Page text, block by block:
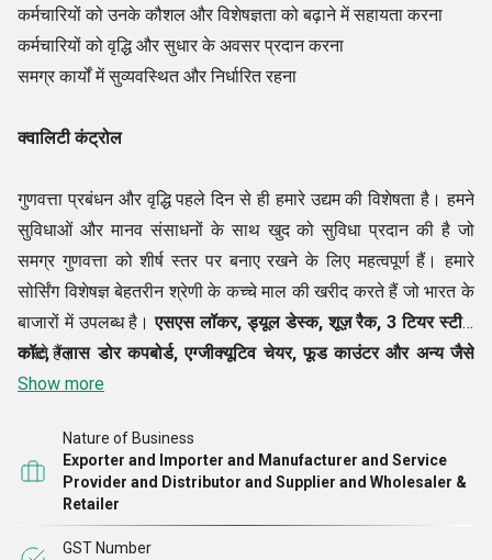
कर्मचारियों को उनके कौशल और विशेषज्ञता को बढ़ाने में सहायता करना
कर्मचारियों को वृद्धि और सुधार के अवसर प्रदान करना
समग्र कार्यों में सुव्यवस्थित और निर्धारित रहना
क्वालिटी कंट्रोल
गुणवत्ता प्रबंधन और वृद्धि पहले दिन से ही हमारे उद्यम की विशेषता है। हमने
सुविधाओं और मानव संसाधनों के साथ खुद को सुविधा प्रदान की है जो
समग्र गुणवत्ता को शीर्ष स्तर पर बनाए रखने के लिए महत्वपूर्ण हैं। हमारे
सोर्सिंग विशेषज्ञ बेहतरीन श्रेणी के कच्चे माल की खरीद करते हैं जो भारत के
बाजारों में उपलब्ध है।एसएस लॉकर, ड्यूल डेस्क, शूज़ रैक, 3 टियर स्टील
कॉट, ग्लास डोर कपबोर्ड, एग्जीक्यूटिव चेयर, फूड काउंटर और अन्य जैसे
उत्पादों के अंतिम रूप से पूरा होने के बाद,
करते हैं।
Show more
Nature of Business
Exporter and Importer and Manufacturer and Service
Provider and Distributor and Supplier and Wholesaler &
Retailer
GST Number